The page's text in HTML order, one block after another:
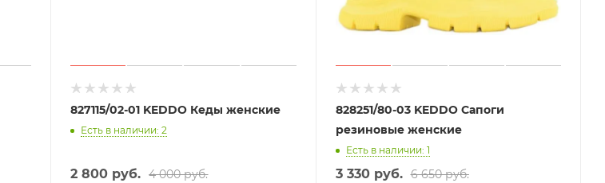
827115/02-01 KEDDO Кеды женские
Есть в наличии: 2
2 800 руб. 4 000 руб.
828251/80-03 KEDDO Сапоги
резиновые женские
Есть в наличии: 1
3 330 руб. 6 650 руб.